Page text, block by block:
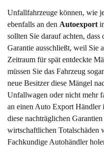
Unfallfahrzeuge können, wie
ebenfalls an den Autoexport
sollten Sie darauf achten,
Garantie ausschließt, weil Sie
Zeitraum für spät entdeckte
müssen Sie das Fahrzeug
neue Besitzer diese Mängel
Unfallwagen oder nicht mehr
an einen Auto Export
diese nachträglichen
wirtschaftlichen Totalschäden
Fachkundige Autohändler